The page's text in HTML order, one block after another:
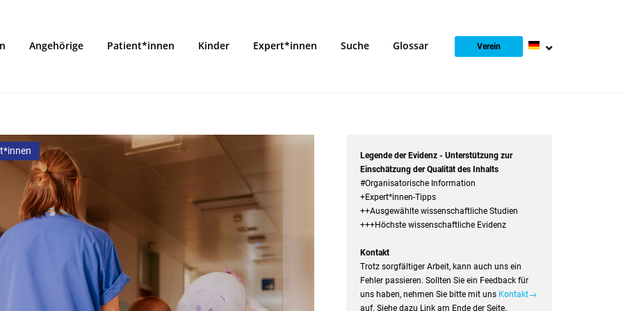
Angehörige Patient*innen Kinder Expert*innen Suche Glossar Verein
Legende der Evidenz - Unterstützung zur
Einschätzung der Qualität des Inhalts
#Organisatorische Information
+Expert*innen-Tipps
++Ausgewählte wissenschaftliche Studien
+++Höchste wissenschaftliche Evidenz
Kontakt
Trotz sorgfältiger Arbeit, kann auch uns ein
Fehler passieren. Sollten Sie ein Feedback für
uns haben, nehmen Sie bitte mit uns Kontakt→
auf. Siehe dazu Link am Ende der Seite.